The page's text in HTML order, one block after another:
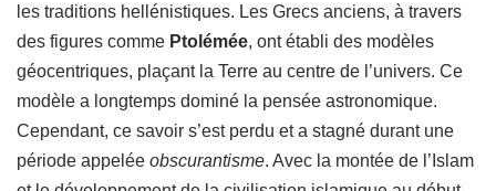
les traditions hellénistiques. Les Grecs anciens, à travers
des figures comme Ptolémée, ont établi des modèles
géocentriques, plaçant la Terre au centre de l’univers. Ce
modèle a longtemps dominé la pensée astronomique.
Cependant, ce savoir s’est perdu et a stagné durant une
période appelée obscurantisme. Avec la montée de l’Islam